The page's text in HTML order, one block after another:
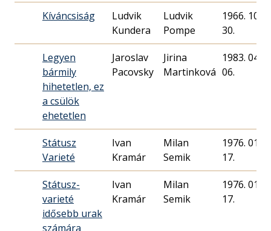
Kíváncsiság
Ludvik
Kundera
Ludvik
Pompe
1966. 10.
30.
Legyen
bármily
hihetetlen, ez
a csülök
ehetetlen
Jaroslav
Pacovsky
Jirina
Martinková
1983. 04.
06.
Státusz
Varieté
Ivan
Kramár
Milan
Semik
1976. 01.
17.
Státusz-
varieté
idősebb urak
számára
Ivan
Kramár
Milan
Semik
1976. 01.
17.